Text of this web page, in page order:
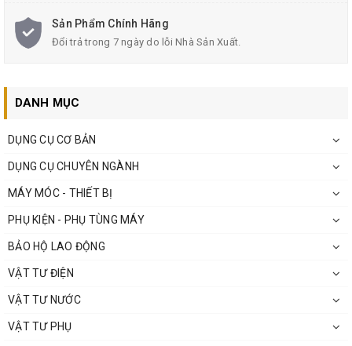
Sản Phẩm Chính Hãng
Đổi trả trong 7 ngày do lỗi Nhà Sản Xuất.
DANH MỤC
DỤNG CỤ CƠ BẢN
DỤNG CỤ CHUYÊN NGÀNH
MÁY MÓC - THIẾT BỊ
PHỤ KIỆN - PHỤ TÙNG MÁY
BẢO HỘ LAO ĐỘNG
VẬT TƯ ĐIỆN
VẬT TƯ NƯỚC
VẬT TƯ PHỤ